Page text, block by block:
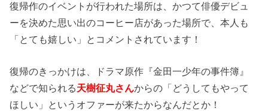
復帰作のイベントが行われた場所は、かつて俳優デビュ
ーを決めた思い出のコーヒー店があった場所で、本人も
「とても嬉しい」とコメントされています！
復帰のきっかけは、ドラマ原作『金田一少年の事件簿』
などで知られる天樹征丸さんからの「どうしてもやって
ほしい」というオファーが来たからなんだとか！